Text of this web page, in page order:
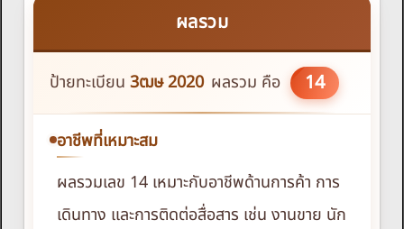
ผลรวม
ป้ายทะเบียน 3ฒษ2020 ผลรวม คือ 14
อาชีพที่เหมาะสม
ผลรวมเลข 14 เหมาะกับอาชีพด้านการค้า การ
เดินทาง และการติดต่อสื่อสาร เช่น งานขาย นัก